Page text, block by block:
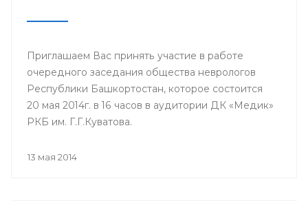
Приглашаем Вас принять участие в работе
очередного заседания общества неврологов
Республики Башкортостан, которое состоится
20 мая 2014г. в 16 часов в аудитории ДК «Медик»
РКБ им. Г.Г.Куватова.
13 мая 2014